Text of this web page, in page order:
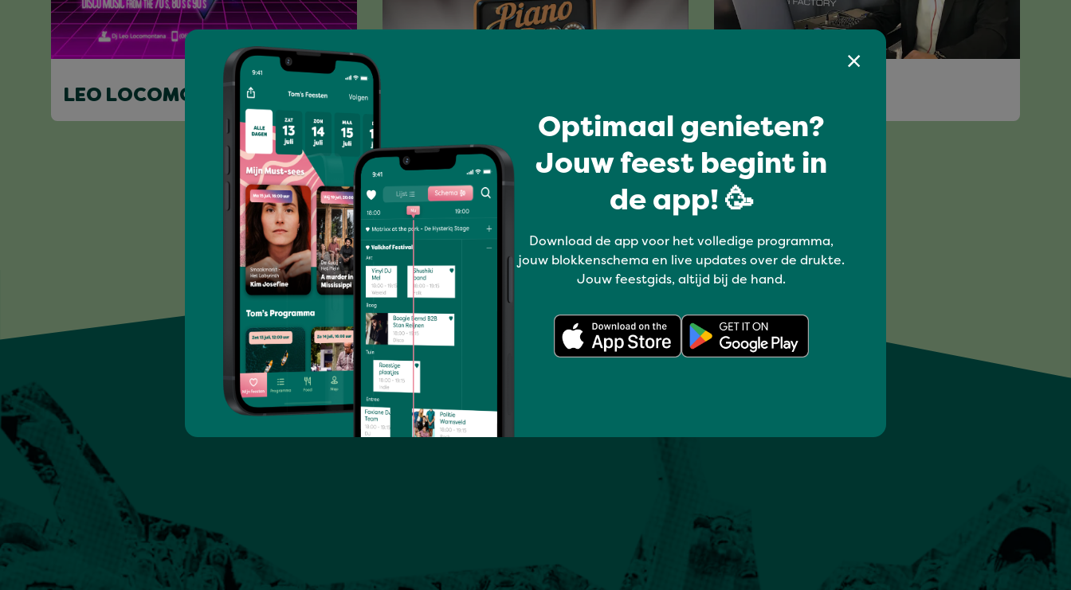
LEO LOCOMONTANA
Volledig programma
Optimaal genieten?
Jouw feest begint in
de app! 🥳
Download de app voor het volledige programma,
jouw blokkenschema en live updates over de drukte.
Jouw feestgids, altijd bij de hand.